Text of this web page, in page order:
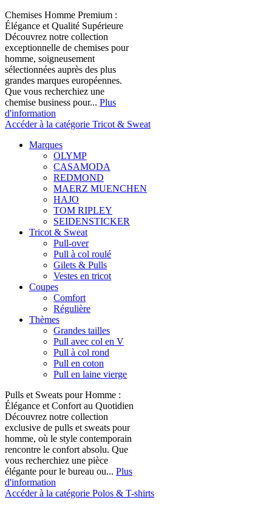
Chemises Homme Premium :
Élégance et Qualité Supérieure
Découvrez notre collection
exceptionnelle de chemises pour
homme, soigneusement
sélectionnées auprès des plus
grandes marques européennes.
Que vous recherchiez une
chemise business pour... Plus
d'information
Accéder à la catégorie Tricot & Sweat
Marques
OLYMP
CASAMODA
REDMOND
MAERZ MUENCHEN
HAJO
TOM RIPLEY
SEIDENSTICKER
Tricot & Sweat
Pull-over
Pull à col roulé
Gilets & Pulls
Vestes en tricot
Coupes
Comfort
Régulière
Thèmes
Grandes tailles
Pull avec col en V
Pull à col rond
Pull en coton
Pull en laine vierge
Pulls et Sweats pour Homme :
Élégance et Confort au Quotidien
Découvrez notre collection
exclusive de pulls et sweats pour
homme, où le style contemporain
rencontre le confort absolu. Que
vous recherchiez une pièce
élégante pour le bureau ou... Plus
d'information
Accéder à la catégorie Polos & T-shirts